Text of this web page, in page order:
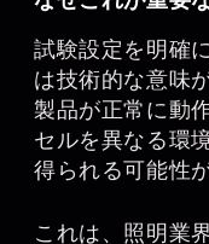
試験設定を明確
は技術的な意味
製品が正常に動
セルを異なる環
得られる可能性
これは、照明業